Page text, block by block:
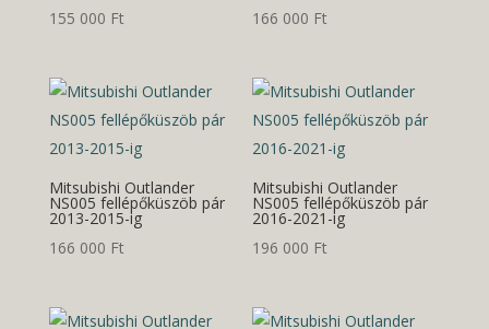
155 000 Ft
166 000 Ft
Mitsubishi Outlander
NS005 fellépőküszöb pár
2013-2015-ig
166 000 Ft
Mitsubishi Outlander
NS005 fellépőküszöb pár
2016-2021-ig
196 000 Ft